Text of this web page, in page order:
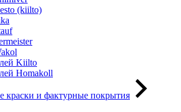
(kiilto)
Kiilto
Homakoll
краски и фактурные покрытия